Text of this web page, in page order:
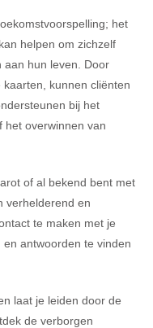
het
helpen om zichzelf
aan hun leven. Door
kunnen cliënten
bij het
het overwinnen van
of al bekend bent met
verhelderend en
te maken met je
antwoorden te vinden
laat je leiden door de
de verborgen